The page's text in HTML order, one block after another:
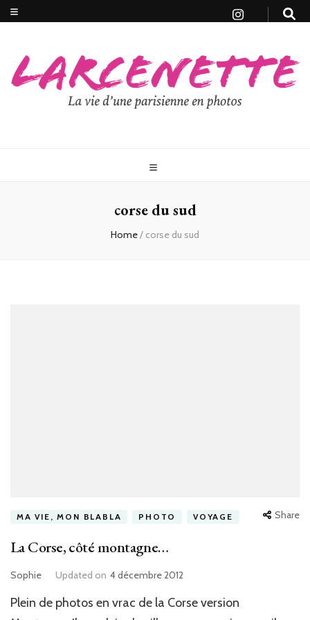
corse du sud
Home/ corse du sud
MA VIE, MON BLABLA PHOTO VOYAGE Share
La Corse, côté montagne…
Sophie Updated on 4 décembre 2012
Plein de photos en vrac de la Corse version